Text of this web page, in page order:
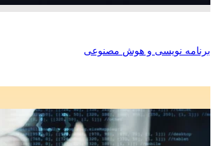
برنامه نویسی و هوش مصنوعی